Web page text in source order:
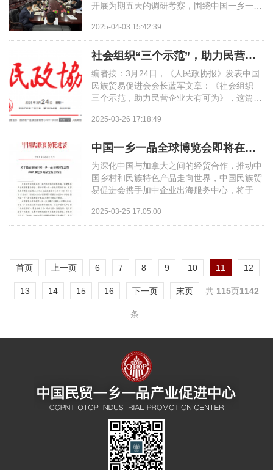
开展为期五天的调研考察，围绕中国一乡一品
化开发等重...
2025-04-03 15:42:39
社会组织“三个示范”，助力民营企业大有可为 | 《人民政协报》发表会长蓝军
编者按：3月24日，《人民政协报》发表中国
民族贸易促进会会长蓝军文章：《社会组织
三个示范，助力民营企业大有可为》，这篇文
后，蓝军同志组织...
2025-03-26 17:18:49
中国一乡一品全球博览会即将在加拿大多伦多启幕 | 今起报名征集参展参会
为深化中国与加拿大之间的经贸合作，推动中
国乡村和民族特色产品走向世界，中国民族贸
易促进会携手加中企业出海服务中心，将于
多举办首届中国...
2025-03-25 17:05:00
首页 上一页 6 7 8 9 10 11 12
13 14 15 16 下一页 末页 共 115页1142
条